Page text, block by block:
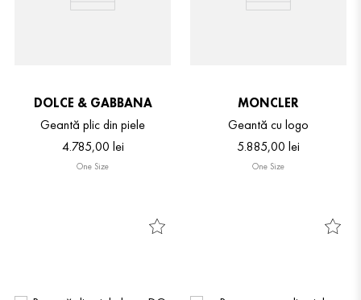
DOLCE & GABBANA
Geantă plic din piele
4.785,00 lei
One Size
MONCLER
Geantă cu logo
5.885,00 lei
One Size